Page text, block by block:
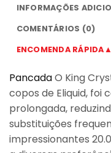
INFORMAÇÕES
COMENTÁRIOS (0)
ENCOMENDA RÁPIDA▲
PancadaO King
copos de Eliquid, foi
prolongada,
substituições
impressionantes